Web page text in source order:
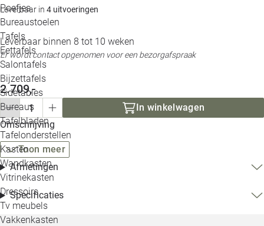
Poefjes
Bureaustoelen
Tafels
Eettafels
Salontafels
Bijzettafels
Sidetables
Bureaus
Tafelbladen
Tafelonderstellen
Kasten
Wandkasten
Vitrinekasten
Dressoirs
Tv meubels
Vakkenkasten
Leverbaar in 4 uitvoeringen
Leverbaar binnen 8 tot 10 weken
Er wordt contact opgenomen voor een bezorgafspraak
2.709,-
In winkelwagen
Omschrijving
Toon meer
Afmetingen
Specificaties